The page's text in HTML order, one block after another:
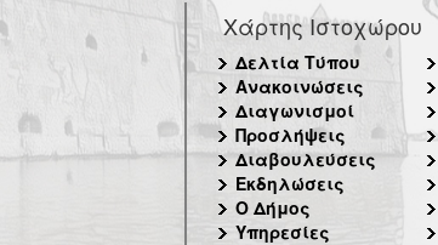
Χάρτης Ιστοχώρου
Δελτία Τύπου
Ανακοινώσεις
Διαγωνισμοί
Προσλήψεις
Διαβουλεύσεις
Εκδηλώσεις
Ο Δήμος
Υπηρεσίες